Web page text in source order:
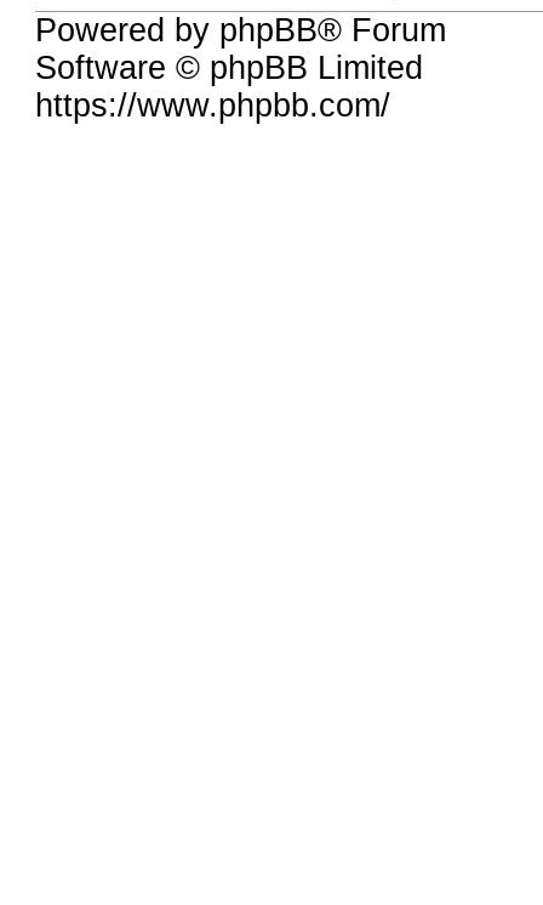
Powered by phpBB® Forum
Software © phpBB Limited
https://www.phpbb.com/